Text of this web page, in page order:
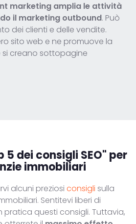
marketing amplia le attività
il marketing outbound. Può
dei clienti e delle vendite.
sito web e ne promuove la
si creano sottopagine
5 dei consigli SEO" per
immobiliari
alcuni preziosi consigli sulla
Sentitevi liberi di
pratica questi consigli. Tuttavia,